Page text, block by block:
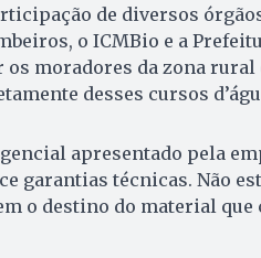
de diversos
o ICMBio e a
os moradores da zona
desses cursos
apresentado pela
garantias técnicas. Não
o destino do material que